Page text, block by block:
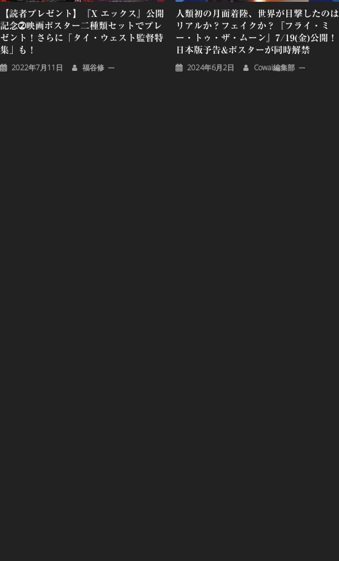
【読者プレゼント】『X エックス』公開
記念➁映画ポスター二種類セットでプレ
ゼント！さらに「タイ・ウェスト監督特
集」も！
2022年7月11日 福谷修
人類初の月面着陸、世界が目撃したのは
リアルか？フェイクか？『フライ・ミ
ー・トゥ・ザ・ムーン』7/19(金)公開！
日本版予告&ポスターが同時解禁
2024年6月2日 Cowai編集部